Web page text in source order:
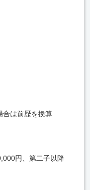
合は前歴を換算
円、第二子以降